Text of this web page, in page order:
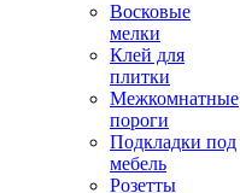
Восковые
мелки
Клей для
плитки
Межкомнатные
пороги
Подкладки под
мебель
Розетты